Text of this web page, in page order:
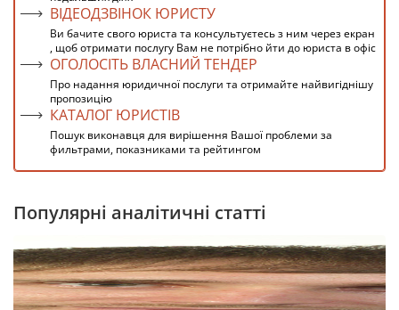
ВІДЕОДЗВІНОК ЮРИСТУ
Ви бачите свого юриста та консультуєтесь з ним через екран
, щоб отримати послугу Вам не потрібно йти до юриста в офіс
ОГОЛОСІТЬ ВЛАСНИЙ ТЕНДЕР
Про надання юридичної послуги та отримайте найвигіднішу
пропозицію
КАТАЛОГ ЮРИСТІВ
Пошук виконавця для вирішення Вашої проблеми за
фильтрами, показниками та рейтингом
Популярні аналітичні статті